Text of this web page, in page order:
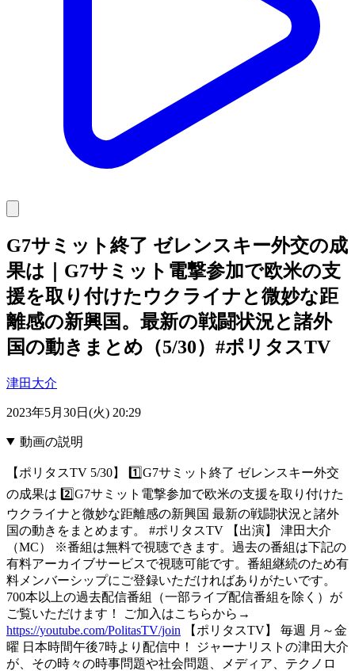
G7サミット終了 ゼレンスキー外交の成
果は｜G7サミット電撃参加で欧米の支
援を取り付けたウクライナと微妙な距
離感の新興国。最新の戦闘状況と諸外
国の動きまとめ（5/30）#ポリタスTV
津田大介
2023年5月30日(火) 20:29
動画の説明
【ポリタスTV 5/30】 1️⃣G7サミット終了 ゼレンスキー外交
の成果は 2️⃣G7サミット電撃参加で欧米の支援を取り付けた
ウクライナと微妙な距離感の新興国 最新の戦闘状況と諸外
国の動きをまとめます。 #ポリタスTV 【出演】 津田大介
（MC） ※番組は無料で視聴できます。過去の番組は下記の
有料アーカイブサービスで視聴可能です。番組継続のため有
料メンバーシップにご登録いただければありがたいです。
700本以上の過去配信番組（一部ライブ配信番組を除く）が
ご覧いただけます！ ご加入はこちらから→
https://youtube.com/PolitasTV/join 【ポリタスTV】 毎週 月～金
曜 日本時間午後7時より配信中！ ジャーナリストの津田大介
が、その時々の時事問題や社会問題、メディア、テクノロ